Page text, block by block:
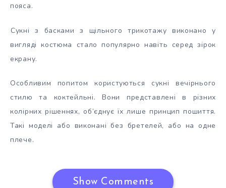
пояса.
Сукні з басками з щільного трикотажу виконано у
вигляді костюма стало популярно навіть серед зірок
екрану.
Особливим попитом користуються сукні вечірнього
стилю та коктейльні. Вони представлені в різних
колірних рішеннях, об’єднує їх лише принцип пошиття.
Такі моделі або виконані без бретелей, або на одне
плече.
Show Comments